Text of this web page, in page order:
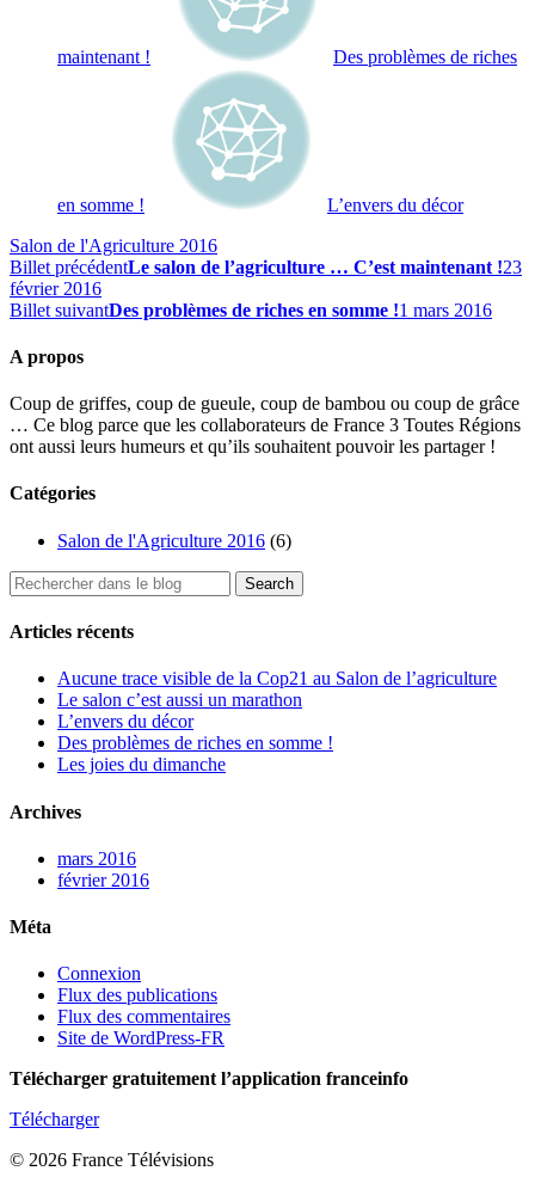
maintenant ! Des problèmes de riches
en somme !
L’envers du décor
Salon de l'Agriculture 2016
Billet précédentLe salon de l’agriculture … C’est maintenant !23
février 2016
Billet suivantDes problèmes de riches en somme !1 mars 2016
A propos
Coup de griffes, coup de gueule, coup de bambou ou coup de grâce
… Ce blog parce que les collaborateurs de France 3 Toutes Régions
ont aussi leurs humeurs et qu’ils souhaitent pouvoir les partager !
Catégories
Salon de l'Agriculture 2016 (6)
Articles récents
Aucune trace visible de la Cop21 au Salon de l’agriculture
Le salon c’est aussi un marathon
L’envers du décor
Des problèmes de riches en somme !
Les joies du dimanche
Archives
mars 2016
février 2016
Méta
Connexion
Flux des publications
Flux des commentaires
Site de WordPress-FR
Télécharger gratuitement l’application franceinfo
Télécharger
© 2026 France Télévisions